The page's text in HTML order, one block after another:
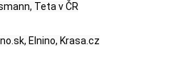
Teta v ČR
Elnino, Krasa.cz